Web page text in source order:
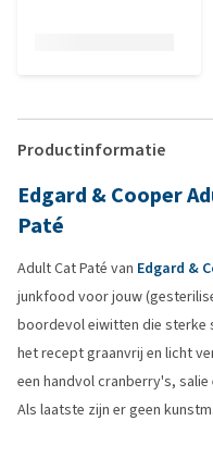
Productinformatie
Edgard & Cooper
Paté
Adult Cat Paté van Edgard &
junkfood voor jouw
boordevol eiwitten die sterke
het recept graanvrij en licht
een handvol cranberry's,
Als laatste zijn er geen